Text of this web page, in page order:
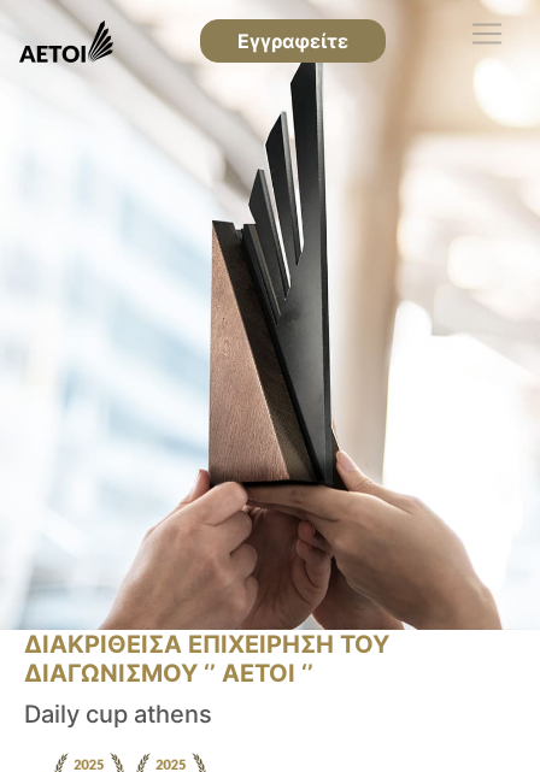
Εγγραφείτε
ΔΙΑΚΡΙΘΕΙΣΑ ΕΠΙΧΕΙΡΗΣΗ ΤΟΥ
ΔΙΑΓΩΝΙΣΜΟΥ ‘’ ΑΕΤΟΙ ‘’
Daily cup athens